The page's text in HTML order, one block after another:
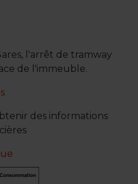
l'arrêt de tramway
de l'immeuble.
des informations